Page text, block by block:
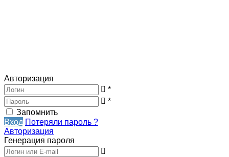
Авторизация
*
*
Запомнить
Вход Потеряли пароль ?
Авторизация
Генерация пароля